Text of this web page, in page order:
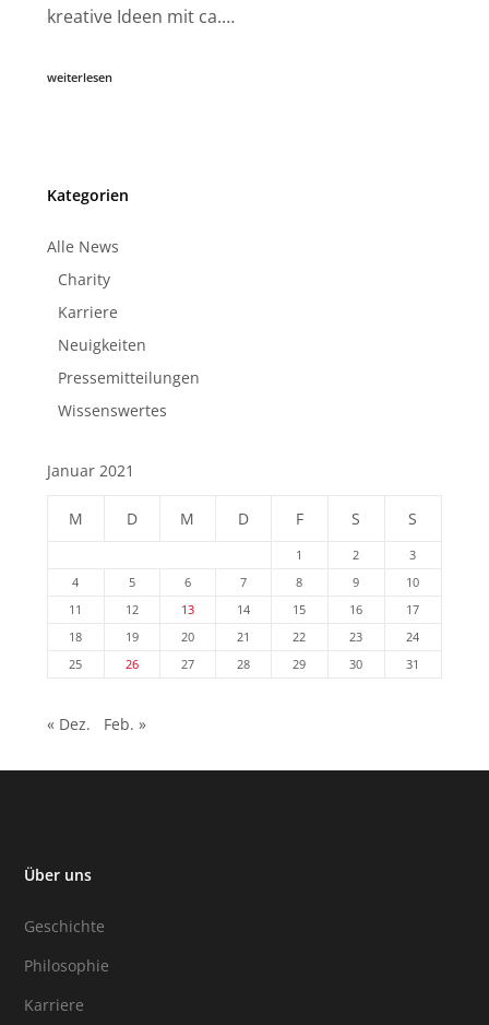
kreative Ideen mit ca.…
weiterlesen
Kategorien
Alle News
Charity
Karriere
Neuigkeiten
Pressemitteilungen
Wissenswertes
Januar 2021
M D M D F S S
1 2
3
4
5 6 7 8 9
10
11
12 13 14 15 16
17
18
19 20 21 22 23
24
25
26 27 28 29 30 31
« Dez. Feb. »
Über uns
Geschichte
Philosophie
Karriere